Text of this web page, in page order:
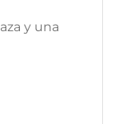
y una